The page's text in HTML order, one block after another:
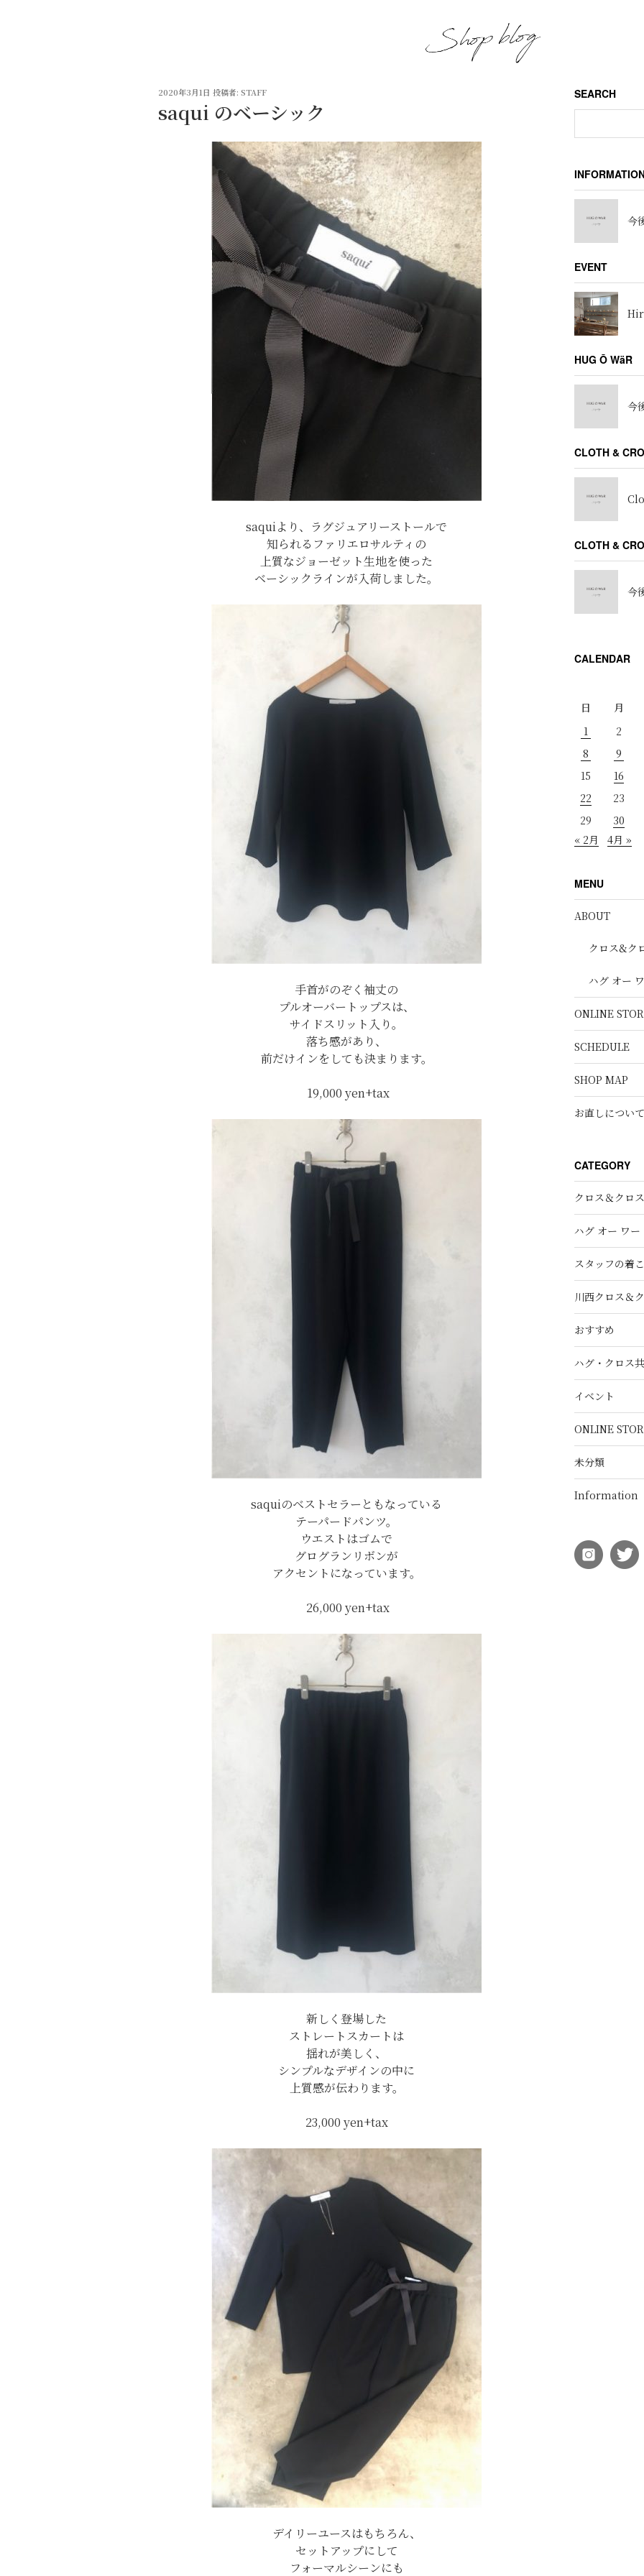
投
日:
2020年3月1日 投稿者: STAFF
saqui のベーシック
saquiより、ラグジュアリーストールで
知られるファリエロサルティの
上質なジョーゼット生地を使った
ベーシックラインが入荷しました。
手首がのぞく袖丈の
プルオーバートップスは、
サイドスリット入り。
落ち感があり、
前だけインをしても決まります。
19,000 yen+tax
saquiのベストセラーともなっている
テーパードパンツ。
ウエストはゴムで
グログランリボンが
アクセントになっています。
26,000 yen+tax
新しく登場した
ストレートスカートは
揺れが美しく、
シンプルなデザインの中に
上質感が伝わります。
23,000 yen+tax
デイリーユースはもちろん、
セットアップにして
フォーマルシーンにも
SEARCH
今
EVENT
HUG Ō WäR
今
CLOTH &
CLOTH &
今
CALENDAR
日
月
1
2
8
9
15
16
22
23
29
30
« 2月
4月 »
MENU
ABOUT
クロス&ク
ハグ オー
ONLINE
SCHEDULE
SHOP MAP
お直しについて
CATEGORY
クロス＆クロス
ハグ オー ワー
スタッフの着
川西クロス＆
おすすめ
ハグ・クロス
イベント
ONLINE
未分類
Information